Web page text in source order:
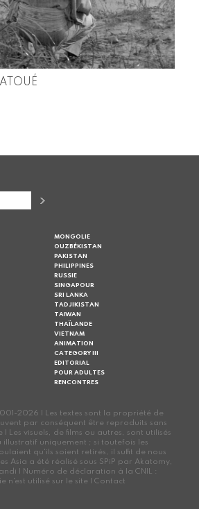
MONGOLIE
OUZBÉKISTAN
PAKISTAN
PHILIPPINES
RUSSIE
SINGAPOUR
SRI LANKA
TADJIKISTAN
TAIWAN
THAÏLANDE
VIETNAM
ANIMATION
CATEGORY III
EDITORIAL
POUR ADULTES
RENCONTRES
2026 | Les textes sont la propriété de
par conséquent être reproduits sans
Les visuels, de films ou autres, sont utilisés
uniquement ; si toutefois les
qu'ils soient retirés, il suffit de nous
Asia a été réalisé sous SPiP par Akatomy,
| Numéro de déclaration à la CNIL :
n'est utilisé sur le site | Contact